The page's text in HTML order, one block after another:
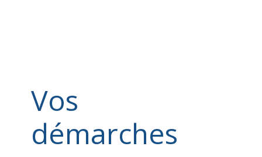
Vos
démarches